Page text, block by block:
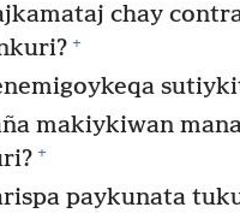
chay
+
makiykiwan
+
paykunata